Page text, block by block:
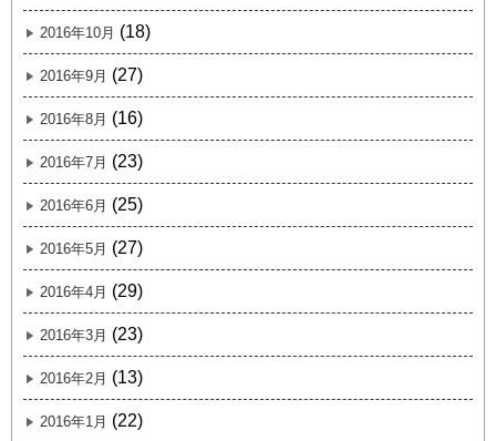
2016年10月 (18)
2016年9月 (27)
2016年8月 (16)
2016年7月 (23)
2016年6月 (25)
2016年5月 (27)
2016年4月 (29)
2016年3月 (23)
2016年2月 (13)
2016年1月 (22)